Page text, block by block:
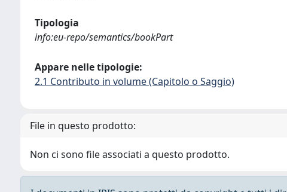
Tipologia
info:eu-repo/semantics/bookPart
Appare nelle tipologie:
2.1 Contributo in volume (Capitolo o Saggio)
File in questo prodotto:
Non ci sono file associati a questo prodotto.